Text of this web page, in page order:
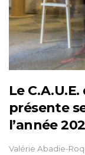
Le
présente
l’année
Valérie Abadie-